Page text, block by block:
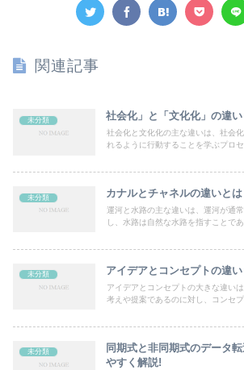
関連記事
未分類 社会化」と「文化化」の違い
社会化と文化化の主な違いは、社会
れるように行動することを学ぶプロ
未分類 カナルとチャネルの違いと
運河と水路の主な違いは、運河が通
し、水路は自然な水路を指すことで
未分類 アイデアとコンセプトの違い
アイデアとコンセプトの大きな違い
考えや提案であるのに対し、コンセ
未分類
同期式と非同期式のデータ
やすく解説!